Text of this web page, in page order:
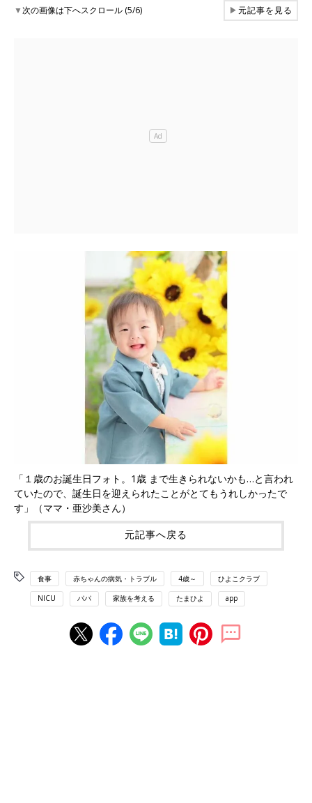
▼次の画像は下へスクロール (5/6) ▶元記事を見る
「１歳のお誕生日フォト。1歳 まで生きられないかも…と言われ
ていたので、誕生日を迎えられたことがとてもうれしかったで
す」（ママ・亜沙美さん）
元記事へ戻る
食事 赤ちゃんの病気・トラブル 4歳～ ひよこクラブ
NICU パパ 家族を考える たまひよ app